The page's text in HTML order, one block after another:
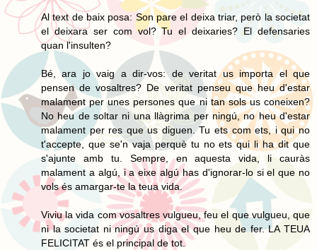
Al text de baix posa: Son pare el deixa triar, però la societat
el deixara ser com vol? Tu el deixaries? El defensaries
quan l'insulten?
Bé, ara jo vaig a dir-vos: de veritat us importa el que
pensen de vosaltres? De veritat penseu que heu d'estar
malament per unes persones que ni tan sols us coneixen?
No heu de soltar ni una llàgrima per ningú, no heu d'estar
malament per res que us diguen. Tu ets com ets, i qui no
t'accepte, que se'n vaja perquè tu no ets qui li ha dit que
s'ajunte amb tu. Sempre, en aquesta vida, li cauràs
malament a algú, i a eixe algú has d'ignorar-lo si el que no
vols és amargar-te la teua vida.
Viviu la vida com vosaltres vulgueu, feu el que vulgueu, que
ni la societat ni ningú us diga el que heu de fer. LA TEUA
FELICITAT és el principal de tot.